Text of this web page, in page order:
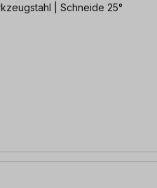
| Schneide 25°